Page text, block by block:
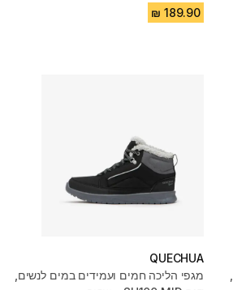
QUECHUA
מגפי הליכה חמים ועמידים במים לנשים,